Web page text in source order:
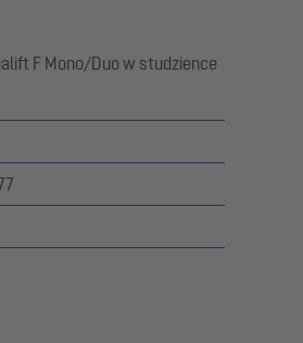
F Mono/Duo w studzience